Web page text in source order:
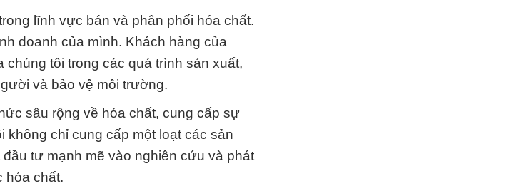
lĩnh vực bán và phân phối hóa chất.
doanh của mình. Khách hàng của
tôi trong các quá trình sản xuất,
và bảo vệ môi trường.
sâu rộng về hóa chất, cung cấp sự
chỉ cung cấp một loạt các sản
tư mạnh mẽ vào nghiên cứu và phát
hóa chất.